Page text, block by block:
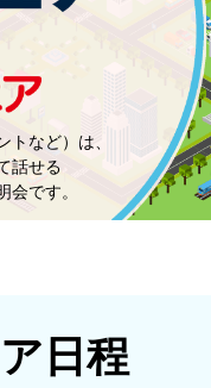
トなど）は、
話せる
会です。
日程